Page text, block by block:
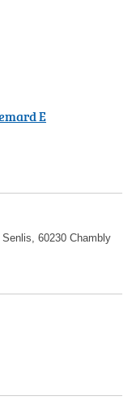
E
60230 Chambly